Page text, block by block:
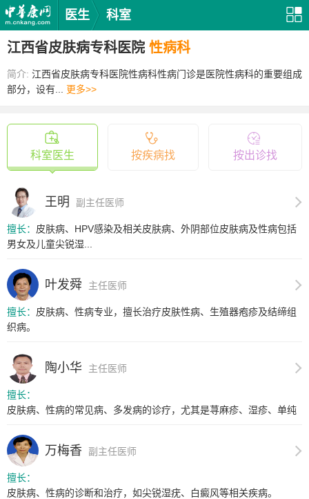
医生 科室
江西省皮肤病专科医院 性病科
简介: 江西省皮肤病专科医院性病科性病门诊是医院性病科的重要组成
部分，设有... 更多>>
科室医生 按疾病找 按出诊找
王明 副主任医师
擅长： 皮肤病、HPV感染及相关皮肤病、外阴部位皮肤病及性病包括
男女及儿童尖锐湿...
叶发舜 主任医师
擅长： 皮肤病、性病专业，擅长治疗皮肤性病、生殖器疱疹及结缔组
织病。
陶小华 主任医师
擅长：
皮肤病、性病的常见病、多发病的诊疗，尤其是荨麻疹、湿疹、单纯
万梅香 副主任医师
擅长：
皮肤病、性病的诊断和治疗，如尖锐湿疣、白癜风等相关疾病。